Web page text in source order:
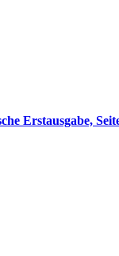
: ‎ 848 Seiten, ISBN-13